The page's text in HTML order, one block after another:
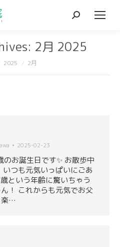
Search:
2月 2025
here:
2025 2月
2025-02-23
お誕生日です✨ お散歩中
つも元気いっぱいにごあ
という年齢に驚いちゃう
！ これからも元気でお父
楽…